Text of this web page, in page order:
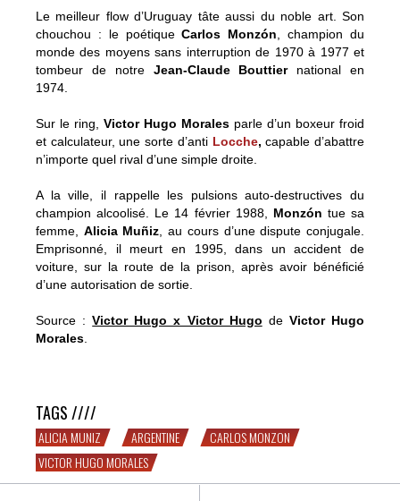
Le meilleur flow d’Uruguay tâte aussi du noble art. Son
chouchou : le poétiqueCarlos Monzón , champion du
monde des moyens sans interruption de 1970 à 1977 et
tombeur de notre Jean-Claude Bouttiernational en
1974.
Sur le ring, Victor Hugo Morales parle d’un boxeur froid
et calculateur, une sorte d’anti Locche, capable d’abattre
n’importe quel rival d’une simple droite.
A la ville, il rappelle les pulsions auto-destructives du
champion alcoolisé. Le 14 février 1988, Monzón tue sa
femme, Alicia Muñiz , au cours d’une dispute conjugale.
Emprisonné, il meurt en 1995, dans un accident de
voiture, sur la route de la prison, après avoir bénéficié
d’une autorisation de sortie.
Source :Victor Hugo x Victor Hugo de Victor Hugo
Morales
TAGS ////
ALICIA MUNIZ ARGENTINE
CARLOS MONZON
VICTOR HUGO MORALES